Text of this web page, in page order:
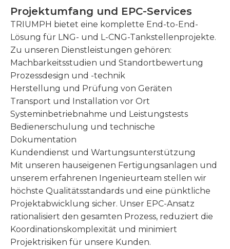
Projektumfang und EPC-Services
TRIUMPH bietet eine komplette End-to-End-
Lösung für LNG- und L-CNG-Tankstellenprojekte.
Zu unseren Dienstleistungen gehören:
Machbarkeitsstudien und Standortbewertung
Prozessdesign und -technik
Herstellung und Prüfung von Geräten
Transport und Installation vor Ort
Systeminbetriebnahme und Leistungstests
Bedienerschulung und technische
Dokumentation
Kundendienst und Wartungsunterstützung
Mit unseren hauseigenen Fertigungsanlagen und
unserem erfahrenen Ingenieurteam stellen wir
höchste Qualitätsstandards und eine pünktliche
Projektabwicklung sicher. Unser EPC-Ansatz
rationalisiert den gesamten Prozess, reduziert die
Koordinationskomplexität und minimiert
Projektrisiken für unsere Kunden.